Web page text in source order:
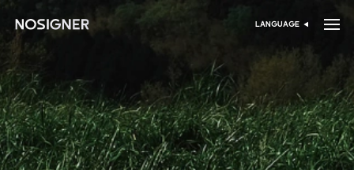
الرئيسية اختر اللغة
LANGUAGE